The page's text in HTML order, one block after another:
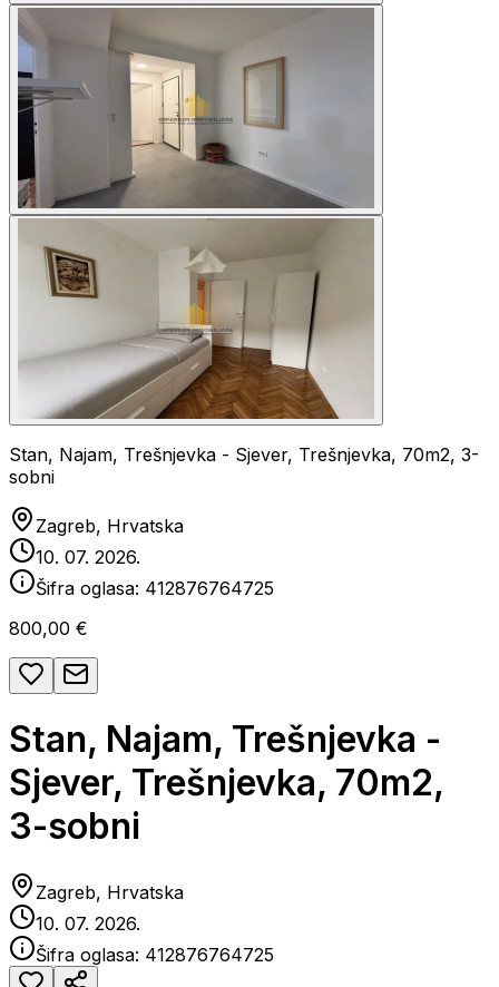
Stan, Najam, Trešnjevka - Sjever, Trešnjevka, 70m2, 3-
sobni
Zagreb, Hrvatska
10. 07. 2026.
Šifra oglasa: 412876764725
800,00 €
Stan, Najam, Trešnjevka -
Sjever, Trešnjevka, 70m2,
3-sobni
Zagreb, Hrvatska
10. 07. 2026.
Šifra oglasa: 412876764725